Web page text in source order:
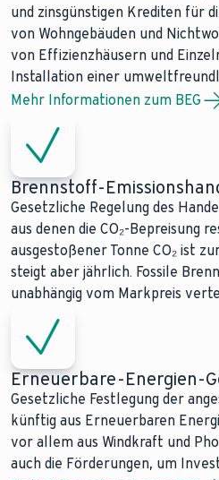
und zinsgünstigen Krediten für
von Wohngebäuden und
von Effizienzhäusern und
Installation einer
Mehr Informationen zum BEG
Brennstoff-
Gesetzliche Regelung des
aus denen die CO₂-Bepreisung
ausgestoßener Tonne CO₂ ist
steigt aber jährlich. Fossile
unabhängig vom Markpreis
Erneuerbare-Energien-
Gesetzliche Festlegung der
künftig aus Erneuerbaren
vor allem aus Windkraft und
auch die Förderungen, um